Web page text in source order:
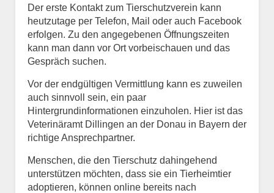
Der erste Kontakt zum Tierschutzverein kann
heutzutage per Telefon, Mail oder auch Facebook
erfolgen. Zu den angegebenen Öffnungszeiten
kann man dann vor Ort vorbeischauen und das
Gespräch suchen.
Vor der endgültigen Vermittlung kann es zuweilen
auch sinnvoll sein, ein paar
Hintergrundinformationen einzuholen. Hier ist das
Veterinäramt Dillingen an der Donau in Bayern der
richtige Ansprechpartner.
Menschen, die den Tierschutz dahingehend
unterstützen möchten, dass sie ein Tierheimtier
adoptieren, können online bereits nach